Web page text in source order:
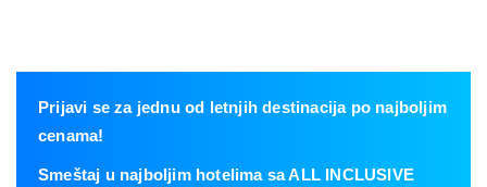
Prijavi se za jednu od letnjih destinacija po najboljim
cenama!
Smeštaj u najboljim hotelima sa ALL INCLUSIVE